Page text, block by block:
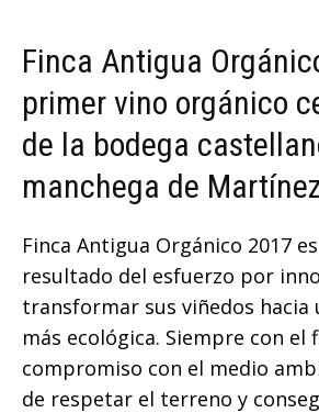
Finca Antigua
primer vino orgánico
de la bodega
manchega de
Finca Antigua Orgánico 2017
resultado del esfuerzo por
transformar sus viñedos hacia
más ecológica. Siempre con el
compromiso con el medio
de respetar el terreno y